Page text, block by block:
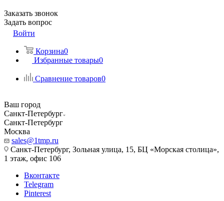
Заказать звонок
Задать вопрос
Войти
Корзина0
Избранные товары0
Сравнение товаров0
Ваш город
Санкт-Петербург
Санкт-Петербург
Москва
sales@1tmp.ru
Санкт-Петербург, Зольная улица, 15, БЦ «Морская столица»,
1 этаж, офис 106
Вконтакте
Telegram
Pinterest